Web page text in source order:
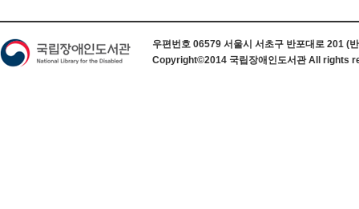
우편번호 06579 서울시 서초구 반포대로 201 (
Copyright©2014 국립장애인도서관 All rights